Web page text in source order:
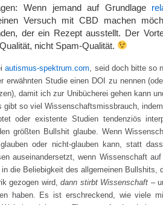
Wenn jemand auf Grundlage
Versuch mit CBD machen
der ein Rezept ausstellt. Der
nicht Spam-Qualität.
autismus-spektrum.com, seid doch bitte so
erwähnten Studie einen DOI zu nennen
damit ich zur Unibücherei gehen kann
gibt so viel Wissenschaftsmissbrauch,
oder existente Studien tendenziös
größten Bullshit glaube. Wenn
oder nicht-glauben kann, statt
auseinandersetzt, wenn Wissenschaft
die Beliebigkeit des allgemeinen Bullshits,
gezogen wird,dann stirbt Wissenschaft –
haben. Es ist erschreckend, wie viele